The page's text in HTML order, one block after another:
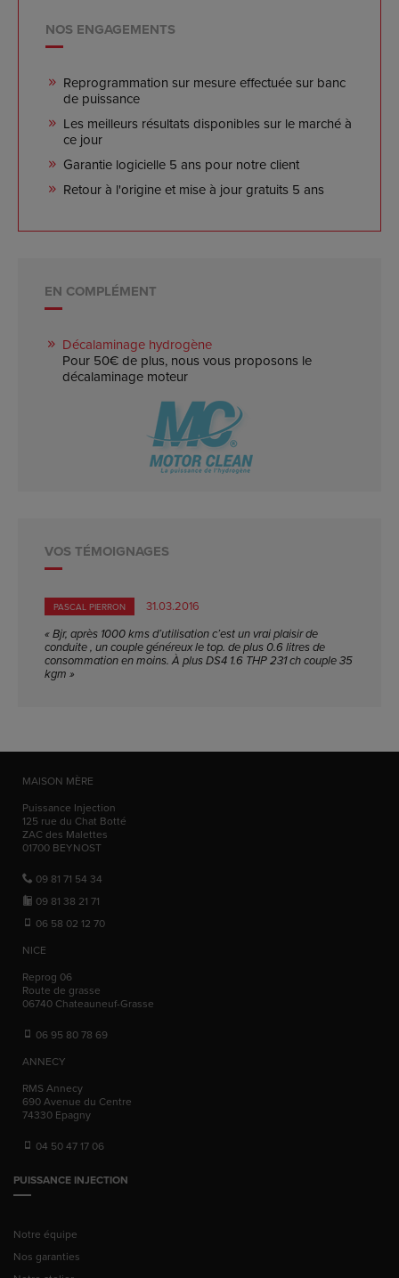
NOS ENGAGEMENTS
Reprogrammation sur mesure effectuée sur banc
de puissance
Les meilleurs résultats disponibles sur le marché à
ce jour
Garantie logicielle 5 ans pour notre client
Retour à l'origine et mise à jour gratuits 5 ans
EN COMPLÉMENT
Décalaminage hydrogène
Pour 50€ de plus, nous vous proposons le
décalaminage moteur
VOS TÉMOIGNAGES
PASCAL PIERRON 31.03.2016
« Bjr, après 1000 kms d’utilisation c’est un vrai plaisir de
conduite , un couple généreux le top. de plus 0.6 litres de
consommation en moins. À plus DS4 1.6 THP 231 ch couple 35
kgm »
MAISON MÈRE
Puissance Injection
125 rue du Chat Botté
ZAC des Malettes
01700 BEYNOST
09 81 71 54 34
09 81 38 21 71
06 58 02 12 70
NICE
Reprog 06
Route de grasse
06740 Chateauneuf-Grasse
06 95 80 78 69
ANNECY
RMS Annecy
690 Avenue du Centre
74330 Epagny
04 50 47 17 06
PUISSANCE INJECTION
Notre équipe
Nos garanties